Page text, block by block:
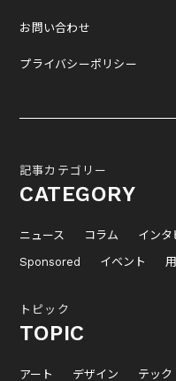
お問い合わせ
プライバシーポリシー
記事カテゴリー
CATEGORY
ニュース コラム インタ
Sponsored
イベント
トピック
TOPIC
アート デザイン テック